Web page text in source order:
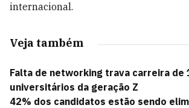
internacional.
Veja também
Falta de networking trava carreira de
universitários da geração Z
42% dos candidatos estão sendo